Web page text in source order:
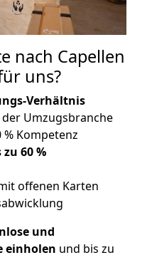
nach Capellen
uns?
Verhältnis
der Umzugsbranche
% Kompetenz
60 %
offenen Karten
und
einholen und bis zu